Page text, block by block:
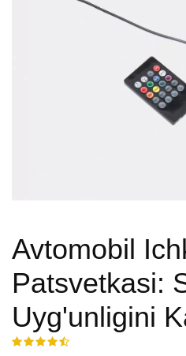
Avtomobil
Patsvetkasi:
Uyg'unligini